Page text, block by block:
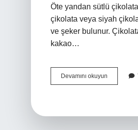
Öte yandan sütlü
çikolata veya siyah
ve şeker bulunur.
kakao…
Devamını okuyun Çikolata